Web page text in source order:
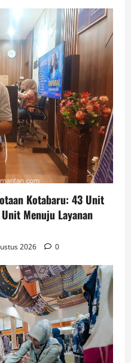
Kotabaru: 43 Unit
Menuju Layanan
2026 0